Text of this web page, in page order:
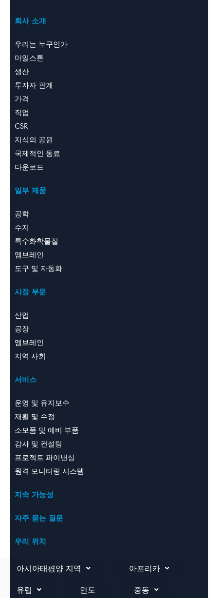
회사 소개
우리는 누구인가
마일스톤
생산
투자자 관계
가격
직업
CSR
지식의 공원
국제적인 동료
다운로드
일부 제품
공학
수지
특수화학물질
멤브레인
도구 및 자동화
시장 부문
산업
공장
멤브레인
지역 사회
서비스
운영 및 유지보수
재활 및 수정
소모품 및 예비 부품
감사 및 컨설팅
프로젝트 파이낸싱
원격 모니터링 시스템
지속 가능성
자주 묻는 질문
우리 위치
아시아태평양 지역 아프리카
유럽 인도 중동